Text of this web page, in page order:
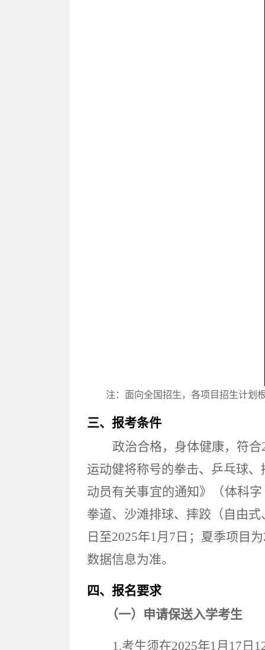
注：面向全国招生，各项目招生计划
三、 报考条件
政治合格， 身体健康，符合
运动健将称号的拳击、 乒乓球、
动员有关事宜的通知》（体科
拳道、沙滩排球、摔跤（自由
日至2025年1月 7 日； 夏季项目为
数据信息为准。
四、报名要求
（一）申请保送入学考生
1.考生须在2025年1月 17 日